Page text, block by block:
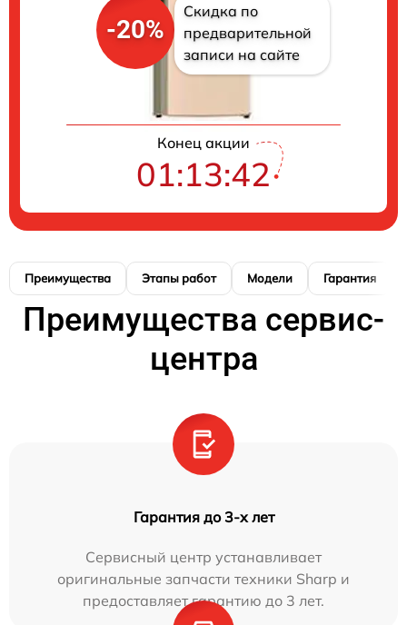
-20%
Скидка по
предварительной
записи на сайте
Конец акции
01:13:40
Преимущества Этапы работ Модели Гарантия
Преимущества сервис-
центра
Гарантия до 3-х лет
Сервисный центр устанавливает
оригинальные запчасти техники Sharp и
предоставляет гарантию до 3 лет.